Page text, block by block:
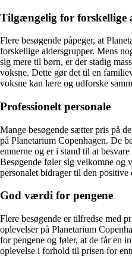
Tilgængelig for forskellige
Flere besøgende påpeger, at
forskellige aldersgrupper. Mens
sig mere til børn, er der stadig
voksne. Dette gør det til en
voksne kan lære og udforske
Professionelt personale
Mange besøgende sætter pris på
på Planetarium Copenhagen. De
emnerne og er i stand til at
Besøgende føler sig velkomne og
personalet bidrager til den positive
God værdi for pengene
Flere besøgende er tilfredse med
oplevelser på Planetarium
for pengene og føler, at de får en
oplevelse i forhold til prisen for